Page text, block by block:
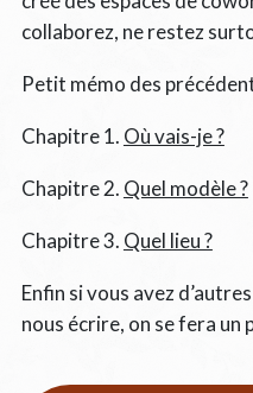
collaborez, ne restez
Petit mémo des
Chapitre 1. Où vais-je ?
Chapitre 2. Quel modèle ?
Chapitre 3. Quel lieu ?
Enfin si vous avez
nous écrire, on se fera un